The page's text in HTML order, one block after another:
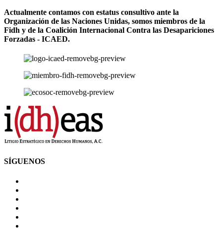
Actualmente contamos con estatus consultivo ante la
Organización de las Naciones Unidas, somos miembros de la
Fidh y de la Coalición Internacional Contra las Desapariciones
Forzadas - ICAED.
SÍGUENOS